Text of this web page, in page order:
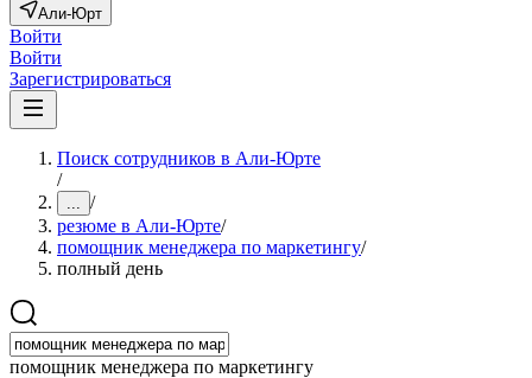
Али-Юрт
Войти
Войти
Зарегистрироваться
Поиск сотрудников в Али-Юрте
/
... /
резюме в Али-Юрте/
помощник менеджера по маркетингу/
полный день
помощник менеджера по маркетингу